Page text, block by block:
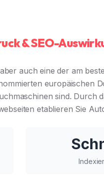
& SEO-
auch eine der am
europäischen
sind. Durch
etablieren Sie